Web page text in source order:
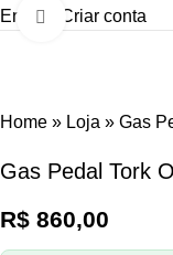
Entrar / Criar conta
Click to
Home » Loja » Gas
Gas Pedal Tork
R$ 860,00